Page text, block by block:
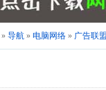
» 导航 » 电脑网络 » 广告联